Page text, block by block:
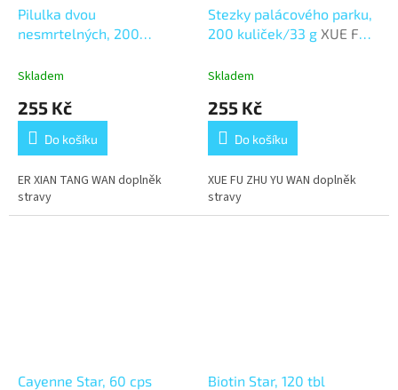
Pilulka dvou
nesmrtelných, 200
TANG WAN
Skladem
255 Kč
Do košíku
ER XIAN TANG WAN doplněk
stravy
Stezky palácového parku,
200 kuliček/33 g XUE FU
Skladem
255 Kč
Do košíku
XUE FU ZHU YU WAN doplněk
stravy
Cayenne Star, 60 cps
Biotin Star, 120 tbl